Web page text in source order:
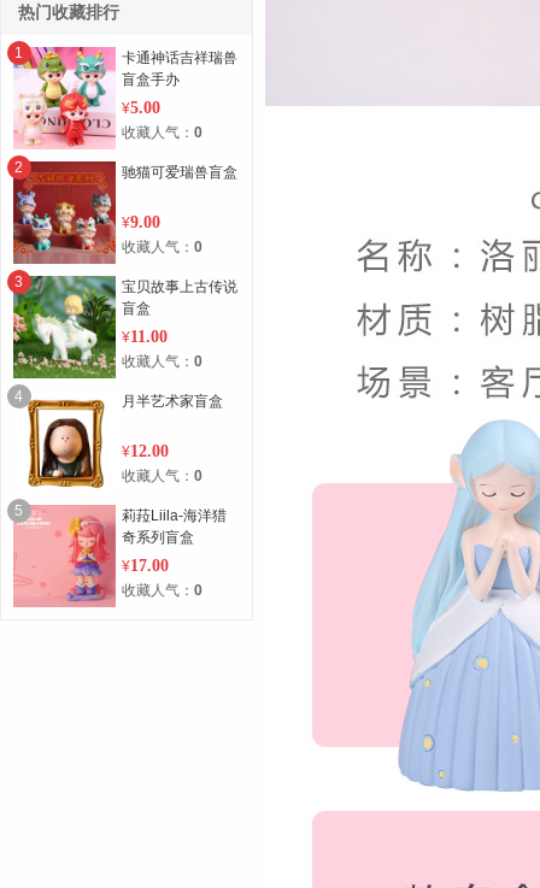
热门收藏排行
1
卡通神话吉祥瑞兽
盲盒手办
¥5.00
收藏人气： 0
2 驰猫可爱瑞兽盲盒
¥9.00
收藏人气： 0
3
宝贝故事上古传说
盲盒
¥11.00
收藏人气： 0
4 月半艺术家盲盒
¥12.00
收藏人气： 0
5
莉菈Liila-海洋猎
奇系列盲盒
¥17.00
收藏人气： 0